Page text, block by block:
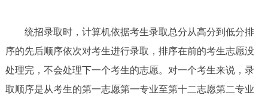
统招录取时，计算机依据考生录取总分从高分到低分排
序的先后顺序依次对考生进行录取，排序在前的考生志愿没
处理完，不会处理下一个考生的志愿。对一个考生来说，录
取顺序是从考生的第一志愿第一专业至第十二志愿第二专业